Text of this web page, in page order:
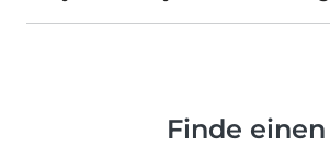
Finde einen